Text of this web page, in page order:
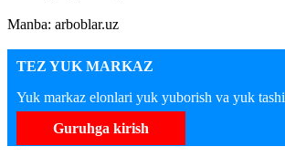
Manba: arboblar.uz
TEZ YUK MARKAZ
Yuk markaz elonlari yuk yuborish va yuk
Guruhga kirish